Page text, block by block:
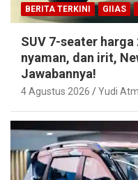
BERITA TERKINI GIIAS
SUV 7-seater
nyaman, dan irit,
Jawabannya!
4 Agustus 2026 Yudi